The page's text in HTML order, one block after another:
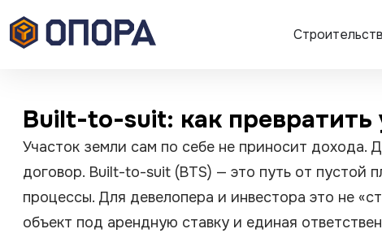
Built-to-suit: как превратить
Участок земли сам по себе не приносит дохода.
договор. Built-to-suit (BTS) — это путь от пустой
процессы. Для девелопера и инвестора это не
объект под арендную ставку и единая